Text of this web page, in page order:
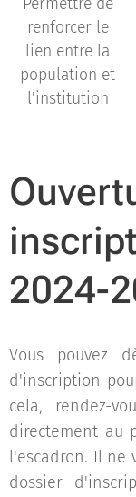
Permettre de
renforcer le
lien entre la
population et
l'institution
2024-
Vous pouvez
d'inscription
cela, rendez-
directement au
l'escadron. Il ne
dossier